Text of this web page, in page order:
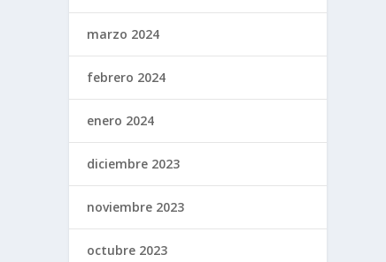
marzo 2024
febrero 2024
enero 2024
diciembre 2023
noviembre 2023
octubre 2023